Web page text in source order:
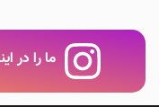
در
ما را در